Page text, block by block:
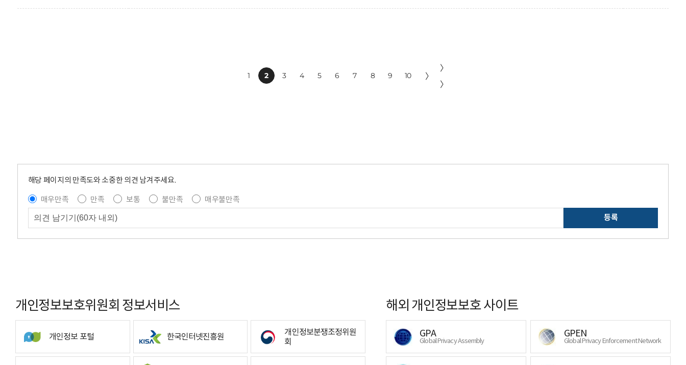
1 2 3 4 5 6 7 8 9 10 〉
〉
〉
해당 페이지의 만족도와 소중한 의견 남겨주세요.
매우만족
만족 보통 불만족
매우불만족
등록
개인정보보호위원회 정보서비스
개인정보 포털 한국인터넷진흥원
개인정보분쟁조정위원
회
해외 개인정보보호 사이트
GPA
Global Privacy Assembly
GPEN
Global Privacy Enforcement Network